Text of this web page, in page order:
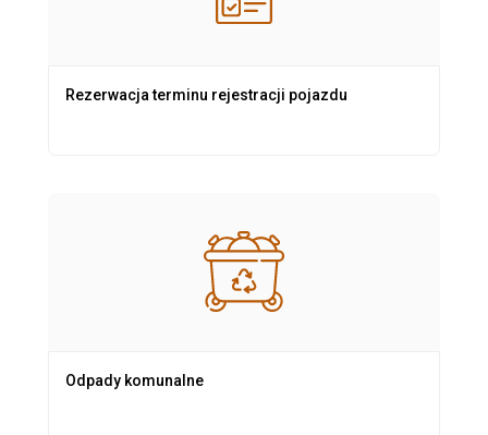
Rezerwacja terminu rejestracji pojazdu
Odpady komunalne